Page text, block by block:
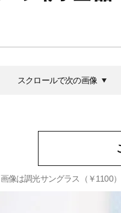
スクロールで次の画像
は調光サングラス（￥1100）